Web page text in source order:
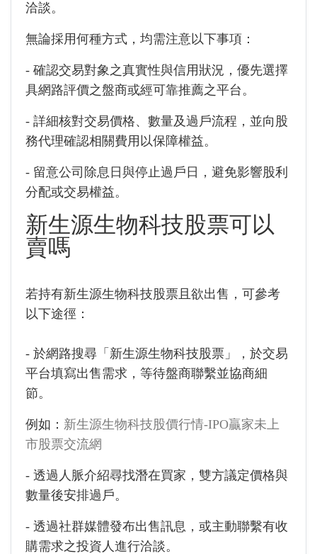
洽談。
無論採用何種方式，均需注意以下事項：
- 確認交易對象之真實性與信用狀況，優先選擇
具網路評價之盤商或經可靠推薦之平台。
- 詳細核對交易價格、數量及過戶流程，並向股
務代理確認相關費用以保障權益。
- 留意公司除息日與停止過戶日，避免影響股利
分配或交易權益。
新生源生物科技股票可以
賣嗎
若持有新生源生物科技股票且欲出售，可參考
以下途徑：
- 於網路搜尋「新生源生物科技股票」，於交易
平台填寫出售需求，等待盤商聯繫並協商細
節。
例如： 新生源生物科技股價行情-IPO贏家未上
市股票交流網
- 透過人脈介紹尋找潛在買家，雙方議定價格與
數量後安排過戶。
- 透過社群媒體發布出售訊息，或主動聯繫有收
購需求之投資人進行洽談。